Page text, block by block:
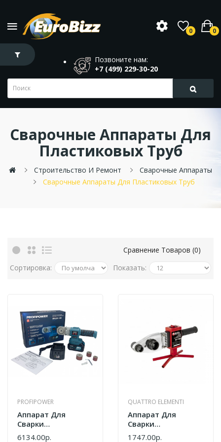
0 0
Позвоните нам:
+7 (499) 229-30-20
Сварочные Аппараты Для
Пластиковых Труб
Строительство И Ремонт
Сварочные Аппараты
Сварочные Аппараты Для Пластиковых Труб
Сравнение Товаров (0)
Сортировка:
Показать:
PROFIPOWER
Аппарат Для
Сварки
Пластиковых Труб
6134.00р.
QUATTRO ELEMENTI
Аппарат Для
Сварки
Пластиковых Труб
1747.00р.